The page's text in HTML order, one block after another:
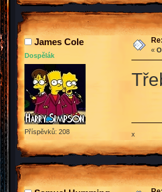
James Cole
Dospělák
Příspěvků: 208
«
x